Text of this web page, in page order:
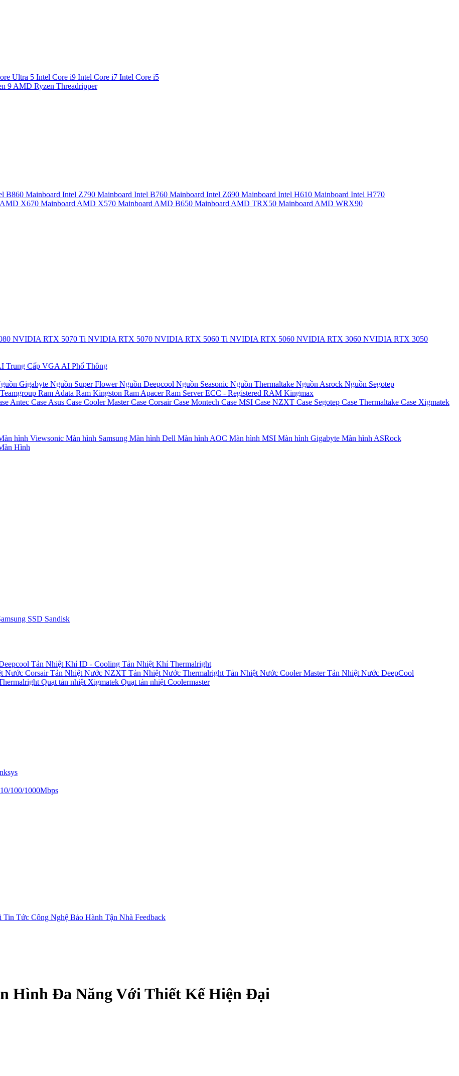
Ultra 5 Intel Core i9 Intel Core i7 Intel Core i5
9 AMD Ryzen Threadripper
B860 Mainboard Intel Z790 Mainboard Intel B760 Mainboard Intel Z690 Mainboard Intel H610 Mainboard Intel H770
X670 Mainboard AMD X570 Mainboard AMD B650 Mainboard AMD TRX50 Mainboard AMD WRX90
NVIDIA RTX 5070 Ti NVIDIA RTX 5070 NVIDIA RTX 5060 Ti NVIDIA RTX 5060 NVIDIA RTX 3060 NVIDIA RTX 3050
Trung Cấp VGA AI Phổ Thông
Gigabyte Nguồn Super FlowerNguồn Deepcool Nguồn Seasonic Nguồn Thermaltake Nguồn Asrock Nguồn Segotep
Ram Adata Ram Kingston Ram ApacerRam Server ECC - Registered RAM Kingmax
Antec Case Asus Case Cooler MasterCase CorsairCase Montech Case MSI Case NZXT Case Segotep Case Thermaltake Case Xigmatek
hình Viewsonic Màn hình Samsung Màn hình Dell Màn hình AOC Màn hình MSI Màn hình Gigabyte Màn hình ASRock
Hình
SSD Sandisk
Tản Nhiệt Khí ID - Cooling Tản Nhiệt Khí Thermalright
Nước CorsairTản Nhiệt Nước NZXT Tản Nhiệt Nước Thermalright Tản Nhiệt Nước Cooler MasterTản Nhiệt Nước DeepCool
Quạt tản nhiệt Xigmatek Quạt tản nhiệt Coolermaster
100/1000Mbps
Tin Tức Công Nghệ Bảo Hành Tận Nhà Feedback
Hình Đa Năng Với Thiết Kế Hiện Đại